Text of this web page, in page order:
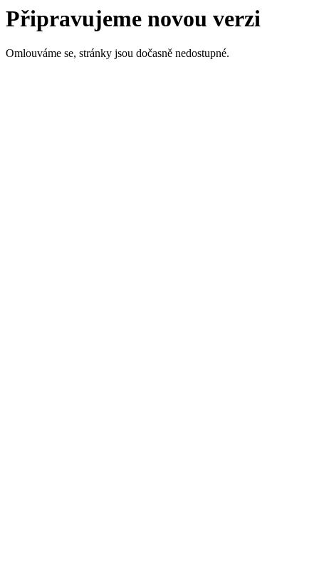
Připravujeme novou verzi
Omlouváme se, stránky jsou dočasně nedostupné.